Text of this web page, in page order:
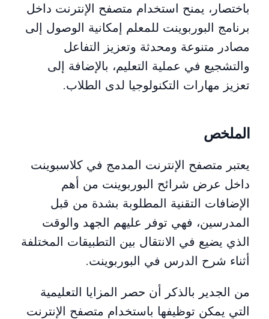
باختصار، يمنح استخدام متصفح الإنترنت داخل
برنامج البوربوينت للمعلم إمكانية الوصول إلى
مصادر متنوعة ومحدثة وتعزيز التفاعل
والتشجيع في عملية التعليم، بالإضافة إلى
تعزيز مهارات التكنولوجيا لدى الطلاب.
الملخص
يعتبر متصفح الإنترنت المدمج في كلاسبوينت
داخل عرض شرائح البوربوينت من أهم
الإضافات التقنية المطلوبة بشدة من قبل
المدرسين، فهي توفر عليهم الجهد والوقت
الذي يضيع في الانتقال بين التطبيقات المختلفة
أثناء شرح الدرس في البوربوينت.
من الجدير بالذكر أن حصر المزايا التعليمية
التي يمكن توظيفها باستخدام متصفح الإنترنت